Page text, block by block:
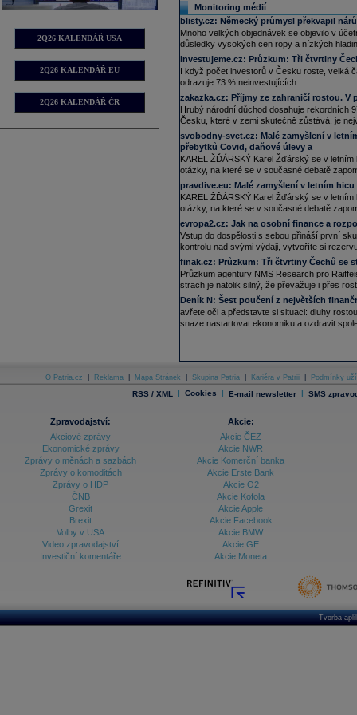
2Q26 KALENDÁŘ USA
2Q26 KALENDÁŘ EU
2Q26 KALENDÁŘ ČR
a července nepatrně o dva body na
do bytů tak zůstala na nejhlubší
11:22
Deutsche Bank-......
17.07.2026
14:41 ThyssenKruppNu......
13:48 CSG -Deutsche......
8:52 Společnost MSM North America,
Czechoslovak Group (CSG)
výstavbu linky na plnění
(ČTK)
15.07.2026
15:37 Bank of America......
Monitoring médií
blisty.cz: Německý průmysl překvapil
Mnoho velkých objednávek se objevilo v
důsledky vysokých cen ropy a nízkých
investujeme.cz: Průzkum: Tři čtvrtiny
I když počet investorů v Česku roste, velká
odrazuje 73 % neinvestujících.
zakazka.cz: Příjmy ze zahraničí rostou. V
Hrubý národní důchod dosahuje rekordních
Česku, které v zemi skutečně zůstává, je
svobodny-svet.cz: Malé zamyšlení v
přebytků Covid, daňové úlevy a
KAREL ŽĎÁRSKÝ Karel Žďárský se v
otázky, na které se v současné debatě
pravdive.eu: Malé zamyšlení v letním
KAREL ŽĎÁRSKÝ Karel Žďárský se v
otázky, na které se v současné debatě
evropa2.cz: Jak na osobní finance a
Vstup do dospělosti s sebou přináší první
kontrolu nad svými výdaji, vytvoříte si
finak.cz: Průzkum: Tři čtvrtiny Čechů se
Průzkum agentury NMS Research pro
strach je natolik silný, že převažuje i přes
Deník N: Šest poučení z největších
avřete oči a představte si situaci: dluhy
snaze nastartovat ekonomiku a ozdravit
O Patria.cz Reklama Mapa Stránek Skupina Patria Kariéra v Patrii Podmínky
RSS / XML | Cookies | E-mail newsletter | SMS
Zpravodajství:
Akciové zprávy
Ekonomické zprávy
Zprávy o měnách a sazbách
Zprávy o komoditách
Zprávy o HDP
ČNB
Grexit
Brexit
Volby v USA
Video zpravodajství
Investiční komentáře
Akcie:
Akcie ČEZ
Akcie NWR
Akcie Komerční banka
Akcie Erste Bank
Akcie O2
Akcie Kofola
Akcie Apple
Akcie Facebook
Akcie BMW
Akcie GE
Akcie Moneta
Tvorba